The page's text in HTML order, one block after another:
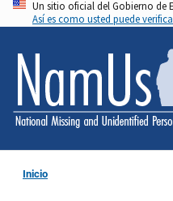
Pasar
al
contenido
principal
Un sitio oficial del Gobierno de
Así es como usted puede
Inicio